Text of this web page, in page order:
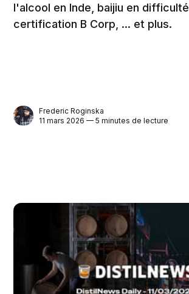
l'alcool en Inde, baijiu en difficulté,
certification B Corp, ... et plus.
Frederic Roginska
11 mars 2026 — 5 minutes de lecture